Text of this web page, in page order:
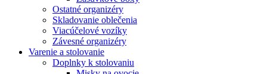
Ostatné organizéry
Skladovanie oblečenia
Viacúčelové vozíky
Závesné organizéry
Varenie a stolovanie
Doplnky k stolovaniu